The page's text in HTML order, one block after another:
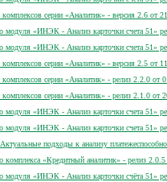
серии «Аналитик» - версия 2.6 от
«ИНЭК - Анализ карточки счета 51»
«ИНЭК - Анализ карточки счета 51»
серии «Аналитик» - версия 2.5 от
серии «Аналитик» - релиз 2.2.0 от
серии «Аналитик» - релиз 2.1.0 от
«ИНЭК - Анализ карточки счета 51»
модуля «ИНЭК - Анализ карточки счета 51»
подходы к анализу
«Кредитный аналитик» - релиз
«ИНЭК - Анализ карточки счёта 51»